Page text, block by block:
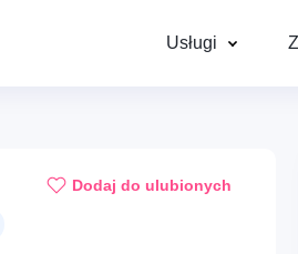
Usługi
Dodaj do ulubionych